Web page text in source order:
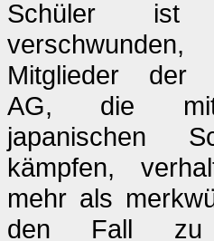
Schüler ist
Mitglieder der
AG, die
japanischen
kämpfen,
mehr als
den Fall zu